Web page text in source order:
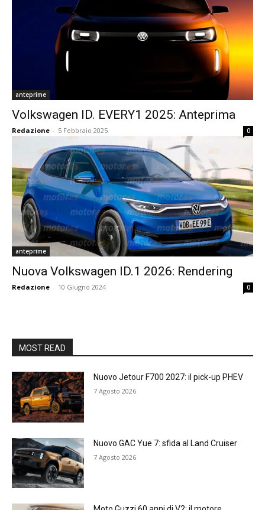
anteprime
Volkswagen ID. EVERY1 2025: Anteprima
Redazione - 5 Febbraio 2025 0
anteprime
Nuova Volkswagen ID.1 2026: Rendering
Redazione - 10 Giugno 2024 0
MOST READ
Nuovo Jetour F700 2027: il pick-up PHEV
7 Agosto 2026
Nuovo GAC Yue 7: sfida al Land Cruiser
7 Agosto 2026